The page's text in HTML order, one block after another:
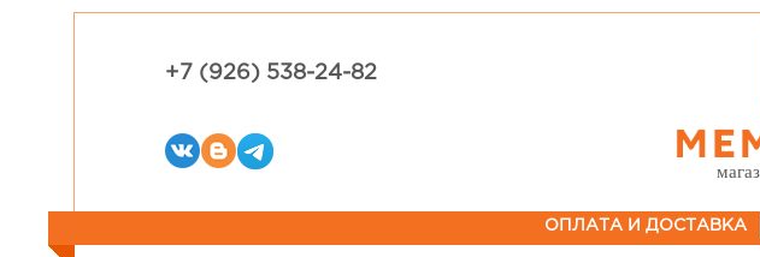
+7 (926) 538-24-82
ОПЛАТА И ДОСТАВКА